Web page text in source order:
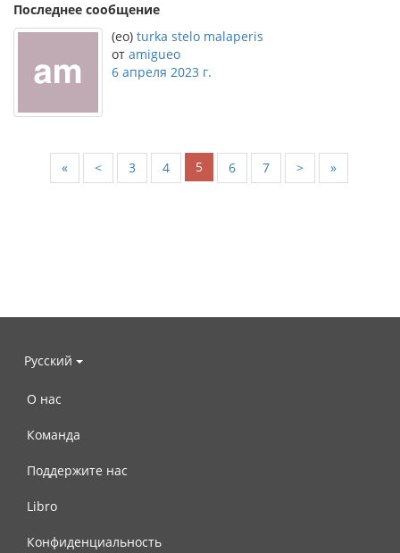
Последнее сообщение
(eo) turka stelo malaperis
от amigueo
6 апреля 2023 г.
« < 3 4 5 6 7 > »
Русский
О нас
Команда
Поддержите нас
Libro
Конфиденциальность